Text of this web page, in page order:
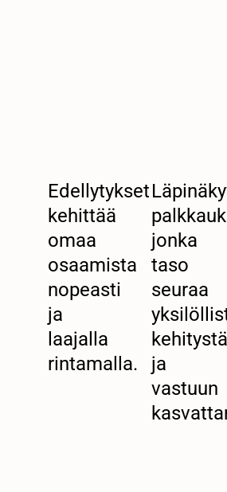
Edellytykset
kehittää
omaa
osaamista
nopeasti
ja
laajalla
rintamalla.
jonka
taso
seuraa
kehitystä
ja
vastuun